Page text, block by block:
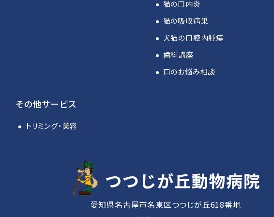
猫の口内炎
猫の吸収病巣
犬猫の口腔内腫瘍
歯科講座
口のお悩み相談
その他サービス
トリミング・美容
愛知県名古屋市名東区つつじが丘618番地